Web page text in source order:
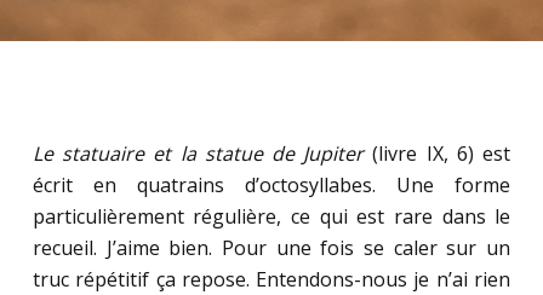
Le statuaire et la statue de Jupiter(livre IX, 6) est
écrit en quatrains d’octosyllabes. Une forme
particulièrement régulière, ce qui est rare dans le
recueil. J’aime bien. Pour une fois se caler sur un
truc répétitif ça repose. Entendons-nous je n’ai rien